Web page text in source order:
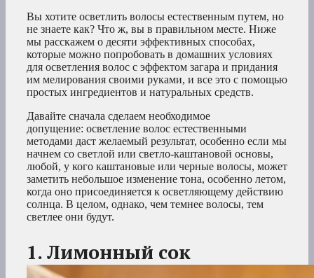
Вы хотите осветлить волосы естественным путем, но
не знаете как? Что ж, вы в правильном месте. Ниже
мы расскажем о десяти эффективных способах,
которые можно попробовать в домашних условиях
для осветления волос с эффектом загара и придания
им мелирования своими руками, и все это с помощью
простых ингредиентов и натуральных средств.
Давайте сначала сделаем необходимое
допущение: осветление волос естественными
методами даст желаемый результат, особенно если мы
начнем со светлой или светло-каштановой основы,
любой, у кого каштановые или черные волосы, может
заметить небольшое изменение тона, особенно летом,
когда оно присоединяется к осветляющему действию
солнца. В целом, однако, чем темнее волосы, тем
светлее они будут.
1. Лимонный сок